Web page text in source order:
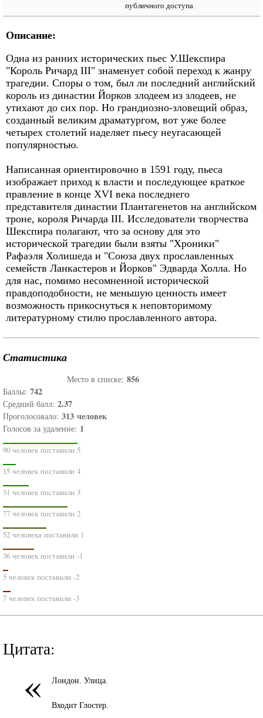
публичного доступа
Описание:
Одна из ранних исторических пьес У.Шекспира
"Король Ричард III" знаменует собой переход к жанру
трагедии. Споры о том, был ли последний английский
король из династии Йорков злодеем из злодеев, не
утихают до сих пор. Но грандиозно-зловещий образ,
созданный великим драматургом, вот уже более
четырех столетий наделяет пьесу неугасающей
популярностью.
Написанная ориентировочно в 1591 году, пьеса
изображает приход к власти и последующее краткое
правление в конце XVI века последнего
представителя династии Плантагенетов на английском
троне, короля Ричарда III. Исследователи творчества
Шекспира полагают, что за основу для это
исторической трагедии были взяты "Хроники"
Рафаэля Холишеда и "Союза двух прославленных
семейств Ланкастеров и Йорков" Эдварда Холла. Но
для нас, помимо несомненной исторической
правдоподобности, не меньшую ценность имеет
возможность прикоснуться к неповторимому
литературному стилю прославленного автора.
Статистика
Место в списке: 856
Баллы: 742
Средний балл: 2.37
Проголосовало: 313 человек
Голосов за удаление: 1
90 человек поставили 5
15 человек поставили 4
31 человек поставили 3
77 человек поставили 2
52 человека поставили 1
36 человек поставили -1
5 человек поставили -2
7 человек поставили -3
Цитата:
« Лондон. Улица.
Входит Глостер.